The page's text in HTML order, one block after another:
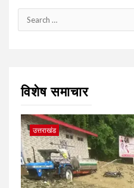
Search
for:
विशेष समाचार
उत्तराखंड